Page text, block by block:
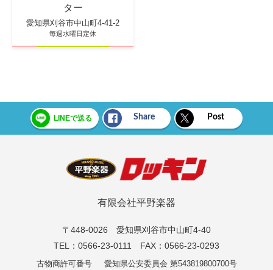
ター
愛知県刈谷市中山町4-41-2
毎週水曜日定休
LINEで送る Share Post
有限会社平野楽器
〒448-0026 愛知県刈谷市中山町4-40
TEL：0566-23-0111 FAX：0566-23-0293
古物商許可番号 愛知県公安委員会 第543819800700号